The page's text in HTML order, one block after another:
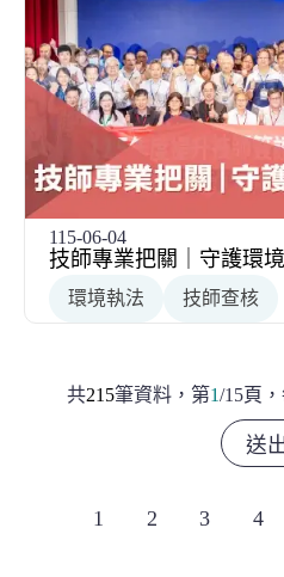
115-06-04
技師專業把關｜守護環
環境執法 技師查核
共215筆資料， 第1/15頁，
1 2 3 4